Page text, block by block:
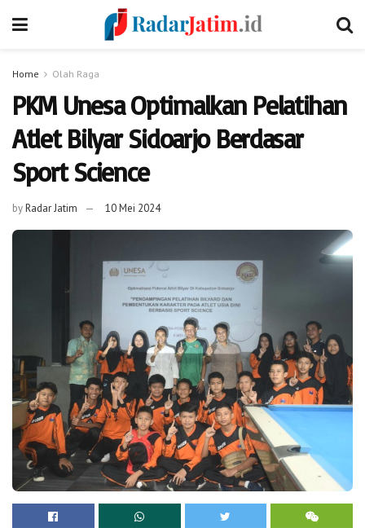
Home Olah Raga
PKM Unesa Optimalkan Pelatihan
Atlet Bilyar Sidoarjo Berdasar
Sport Science
byRadar Jatim 10 Mei 2024